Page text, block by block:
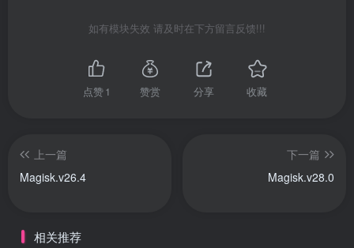
如有模块失效 请及时在下方留言反馈!!!
点赞1 赞赏 分享 收藏
上一篇
Magisk.v26.4
下一篇
Magisk.v28.0
相关推荐